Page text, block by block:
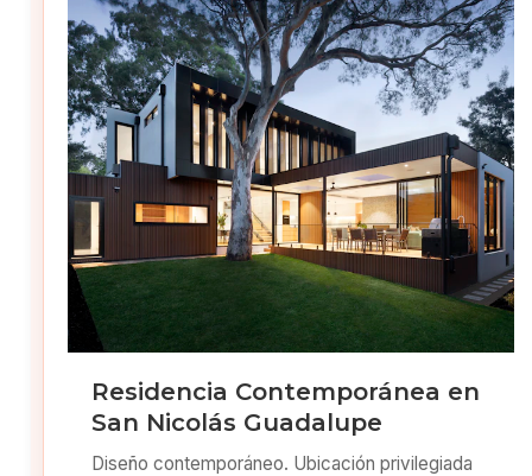
Residencia Contemporánea en
San Nicolás Guadalupe
Diseño contemporáneo. Ubicación privilegiada